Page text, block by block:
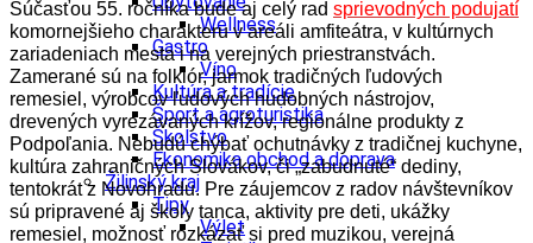
Wellness
Gastro
Víno
Kultúra a tradície
Šport a agroturistika
Školstvo
Ekonomika obchod a doprava
Žilinský kraj
Tipy
Výlet
Súčasťou 55. ročníka bude aj celý rad sprievodných podujatí
komornejšieho charakteru v areáli amfiteátra, v kultúrnych
zariadeniach mesta i na verejných priestranstvách.
Zamerané sú na folklór, jarmok tradičných ľudových
remesiel, výrobcov ľudových hudobných nástrojov,
drevených vyrezávaných krížov, regionálne produkty z
Podpoľania. Nebudú chýbať ochutnávky z tradičnej kuchyne,
kultúra zahraničných Slovákov, či „zabudnuté“ dediny,
tentokrát z Novohradu. Pre záujemcov z radov návštevníkov
sú pripravené aj školy tanca, aktivity pre deti, ukážky
remesiel, možnosť rozkázať si pred muzikou, verejná